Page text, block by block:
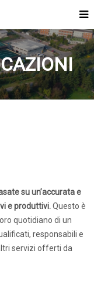
su un’accurata e
e produttivi.Questo è
quotidiano di un
responsabili e
servizi offerti da